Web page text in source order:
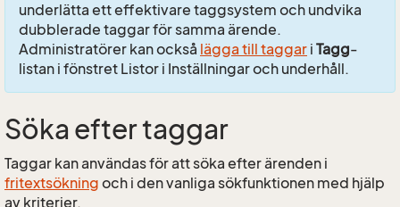
underlätta ett effektivare taggsystem och undvika
dubblerade taggar för samma ärende.
Administratörer kan också lägga till taggar i Tagg-
listan i fönstret Listor i Inställningar och underhåll.
Söka efter taggar
Taggar kan användas för att söka efter ärenden i
fritextsökning och i den vanliga sökfunktionen med hjälp
av kriterier.